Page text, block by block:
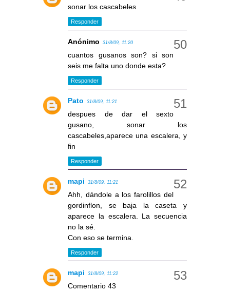
sonar los cascabeles
Responder
Anónimo 31/8/09, 11:20
cuantos gusanos son? si son
seis me falta uno donde esta?
Responder
Pato 31/8/09, 11:21
despues de dar el sexto
gusano, sonar los
cascabeles,aparece una escalera, y
fin
Responder
mapi 31/8/09, 11:21
Ahh, dándole a los farolillos del
gordinflon, se baja la caseta y
aparece la escalera. La secuencia
no la sé.
Con eso se termina.
Responder
mapi 31/8/09, 11:22
Comentario 43